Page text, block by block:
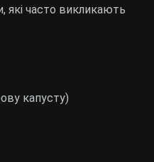
які часто викликають
капусту)